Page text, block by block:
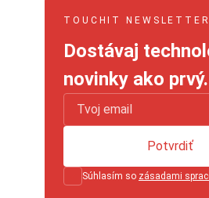
TOUCHIT NEWSLETTER
Dostávaj
novinky ako prvý.
Súhlasím so zásadami
Potvrdiť